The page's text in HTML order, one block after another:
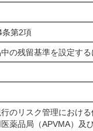
条第2項
の残留基準を設定す
のリスク管理におけ
薬品局（APVMA）及